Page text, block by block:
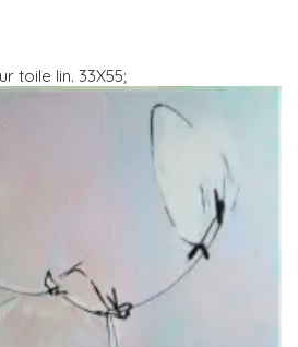
toile lin. 33X55;